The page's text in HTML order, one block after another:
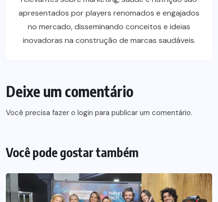
apresentados por players renomados e engajados
no mercado, disseminando conceitos e ideias
inovadoras na construção de marcas saudáveis.
Deixe um comentário
Você precisa fazer o login para publicar um comentário.
Você pode gostar também